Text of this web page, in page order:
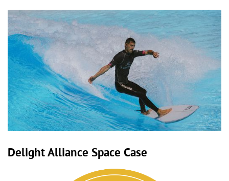
Delight Alliance Space Case